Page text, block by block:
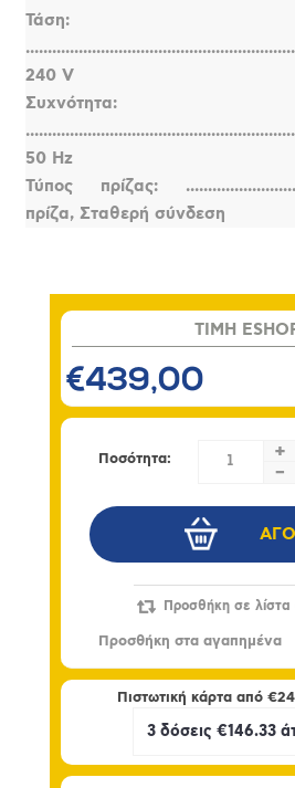
Τάση:
240 V
Συχνότητα:
50 Hz
Τύπος πρίζας:
πρίζα, Σταθερή σύνδεση
TIMH
€439,00
Ποσότητα:
+
-
Πιστωτική κάρτα από